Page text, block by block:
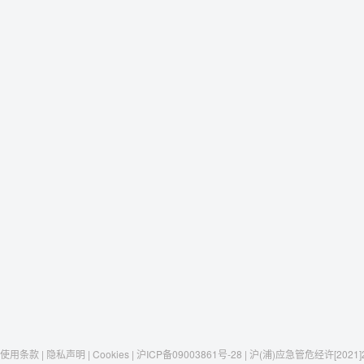
使用条款 | 隐私声明 | Cookies | 沪ICP备09003861号-28 | 沪(浦)应急管危经许